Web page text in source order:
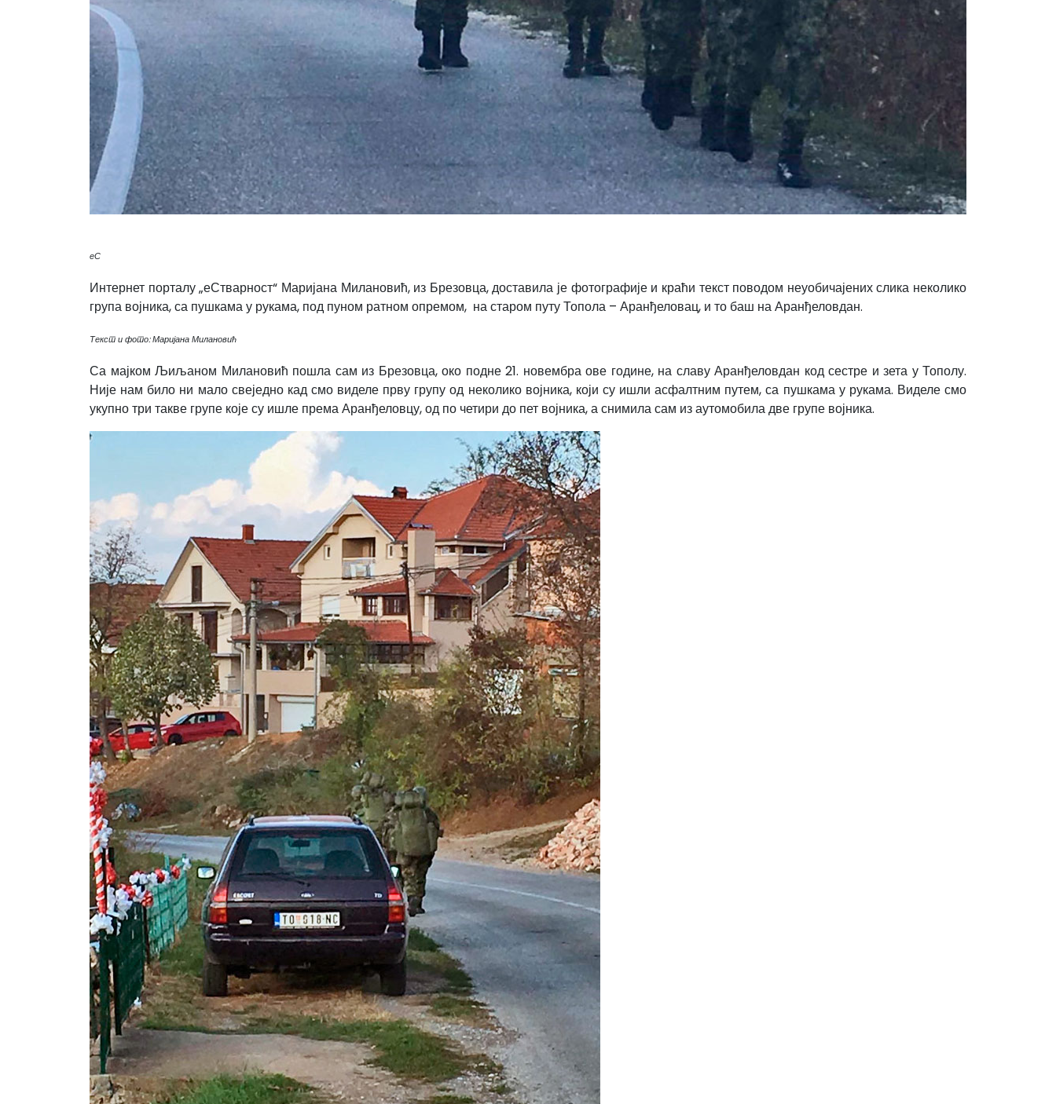
еС
Интернет порталу „еСтварност“ Маријана Милановић, из Брезовца, доставила је фотографије и краћи текст поводом неуобичајених слика неколико
група војника, са пушкама у рукама, под пуном ратном опремом, на старом путу Топола – Аранђеловац, и то баш на Аранђеловдан.
Текст и фото: Маријана Милановић
Са мајком Љиљаном Милановић пошла сам из Брезовца, око подне 21. новембра ове године, на славу Аранђеловдан код сестре и зета у Тополу.
Није нам било ни мало свеједно кад смо виделе прву групу од неколико војника, који су ишли асфалтним путем, са пушкама у рукама. Виделе смо
укупно три такве групе које су ишле према Аранђеловцу, од по четири до пет војника, а снимила сам из аутомобила две групе војника.